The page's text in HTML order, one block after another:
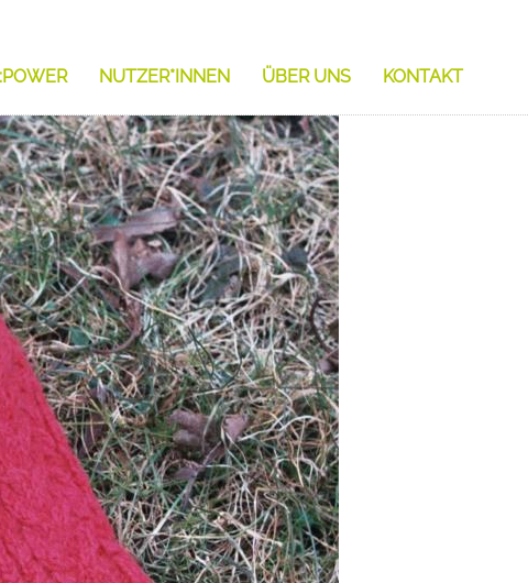
NUTZER*INNEN ÜBER UNS KONTAKT